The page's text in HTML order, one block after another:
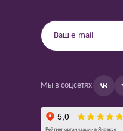
Мы в соцсетях